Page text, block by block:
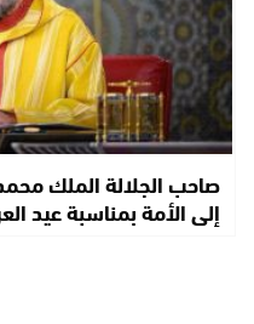
صاحب الجلالة الملك
إلى الأمة بمناسبة عيد